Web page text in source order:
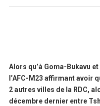
Alors qu’à Goma-Bukavu
l’AFC-M23 affirmant avoir
2 autres villes de la RDC,
décembre dernier entre